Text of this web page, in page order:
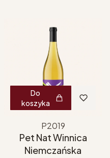
Do
koszyka
P2019
Pet Nat Winnica
Niemczańska